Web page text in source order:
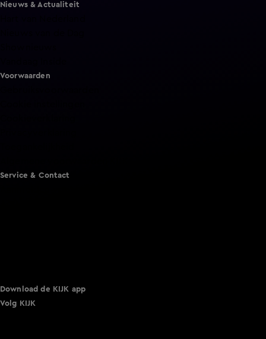
Nieuws & Actualiteit
Voorwaarden
Service & Contact
Download de KIJK app
Volg KIJK